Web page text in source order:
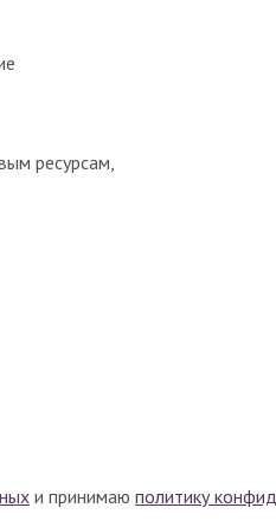
ресурсам,
и принимаю политику